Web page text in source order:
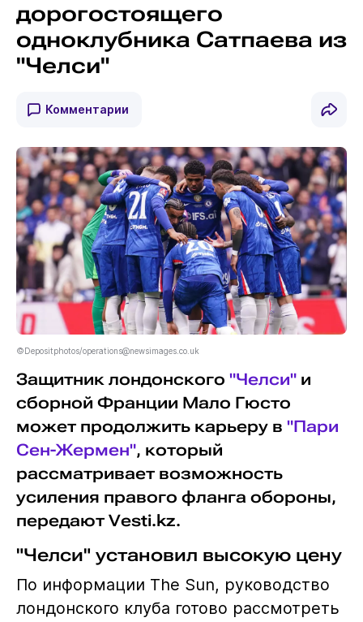
дорогостоящего
одноклубника Сатпаева из
"Челси"
Комментарии
©Depositphotos/operations@newsimages.co.uk
Защитник лондонского "Челси"и
сборной Франции Мало Гюсто
может продолжить карьеру в "Пари
Сен-Жермен", который
рассматривает возможность
усиления правого фланга обороны,
передают Vesti.kz.
"Челси" установил высокую цену
По информации The Sun, руководство
лондонского клуба готово рассмотреть